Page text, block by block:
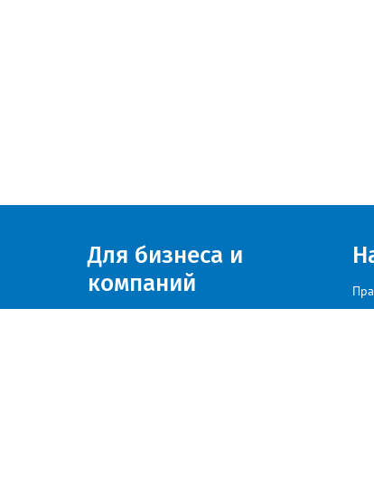
Для бизнеса и
компаний